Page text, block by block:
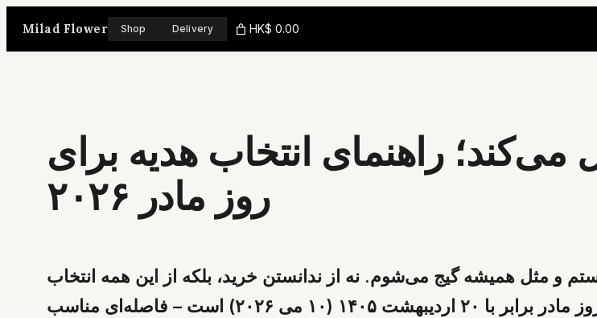
Milad Flower Shop Delivery HK$ 0.00
راهنمای انتخاب هدیه برای
روز مادر ۲۰۲۶
و مثل همیشه گیج می‌شوم. نه از ندانستن خرید، بلکه از این همه انتخاب
و دغدغه که کدام دسته‌گل شایسته مادرم است. امسال روز مادر برابر با ۲۰ اردیبهشت ۱۴۰۵ (۱۰ می ۲۰۲۶) است – فاصله‌ای مناسب